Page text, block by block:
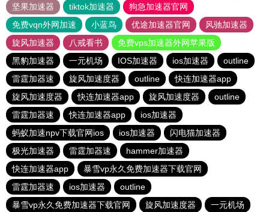
坚果加速器
tiktok加速器
狗急加速器官网
免费vqn外网加速
小蓝鸟 优途加速器官网
风驰加速器
旋风加速器
八戒看书
免费vps加速器外网苹果版
黑豹加速器
一元机场 IOS加速器 ios加速器
outline
雷霆加器速
旋风加速度器 outline
快连加速器app
旋风加速度器
快连加速器app 旋风加速度器
outline
雷霆加器速
快连加速器app
ios加速器
蚂蚁加速npv下载官网ios
ios加速器
闪电猫加速器
极光加速器
雷霆加器速
hammer加速器
快连加速器app
暴雪vp永久免费加速器下载官网
雷霆加器速
ios加速器
outline
暴雪vp永久免费加速器下载官网
旋风加速度器 一元机场